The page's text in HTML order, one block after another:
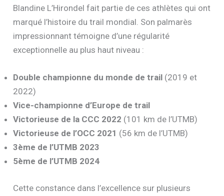
Blandine L’Hirondel fait partie de ces athlètes qui ont
marqué l’histoire du trail mondial. Son palmarès
impressionnant témoigne d’une régularité
exceptionnelle au plus haut niveau :
Double championne du monde de trail (2019 et
2022)
Vice-championne d’Europe de trail
Victorieuse de la CCC 2022 (101 km de l’UTMB)
Victorieuse de l’OCC 2021 (56 km de l’UTMB)
3ème de l’UTMB 2023
5ème de l’UTMB 2024
Cette constance dans l’excellence sur plusieurs